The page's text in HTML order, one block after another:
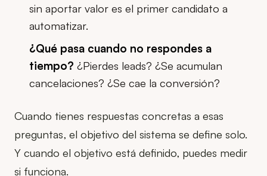
sin aportar valor es el primer candidato a
automatizar.
¿Qué pasa cuando no respondes a
tiempo? ¿Pierdes leads? ¿Se acumulan
cancelaciones? ¿Se cae la conversión?
Cuando tienes respuestas concretas a esas
preguntas, el objetivo del sistema se define solo.
Y cuando el objetivo está definido, puedes medir
si funciona.